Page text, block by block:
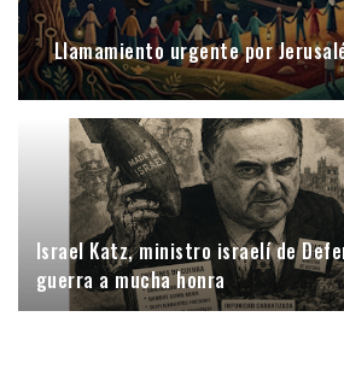
Llamamiento urgente por
Israel Katz, ministro israelí de
guerra a mucha honra